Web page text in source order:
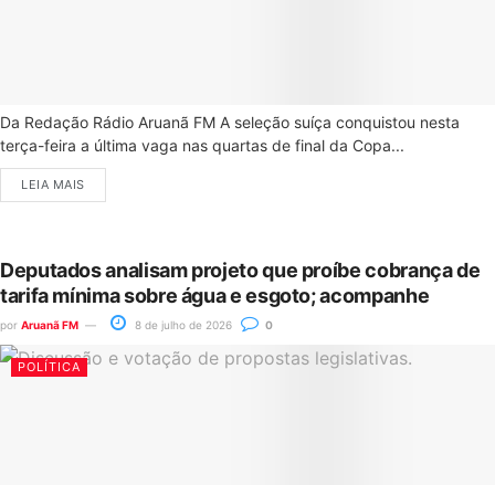
Da Redação Rádio Aruanã FM A seleção suíça conquistou nesta
terça-feira a última vaga nas quartas de final da Copa...
LEIA MAIS
Deputados analisam projeto que proíbe cobrança de
tarifa mínima sobre água e esgoto; acompanhe
por Aruanã FM 8 de julho de 2026 0
POLÍTICA